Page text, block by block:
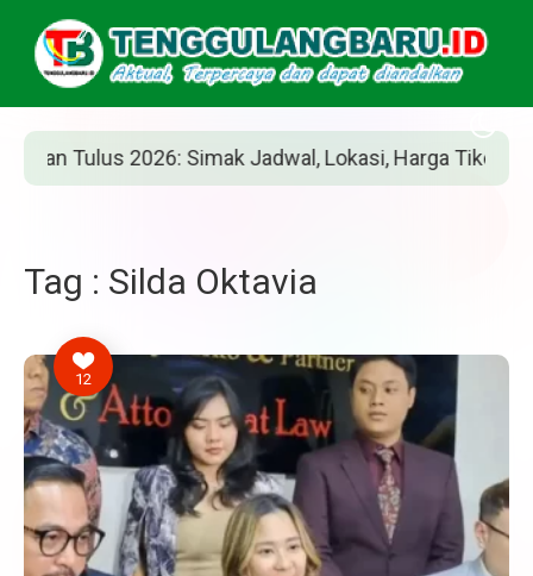
Tulus 2026: Simak Jadwal, Lokasi, Harga Tiket, dan
Tag : Silda Oktavia
12